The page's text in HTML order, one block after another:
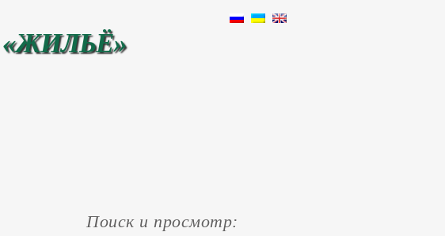
«ЖИЛЬЁ»
Поиск и просмотр: